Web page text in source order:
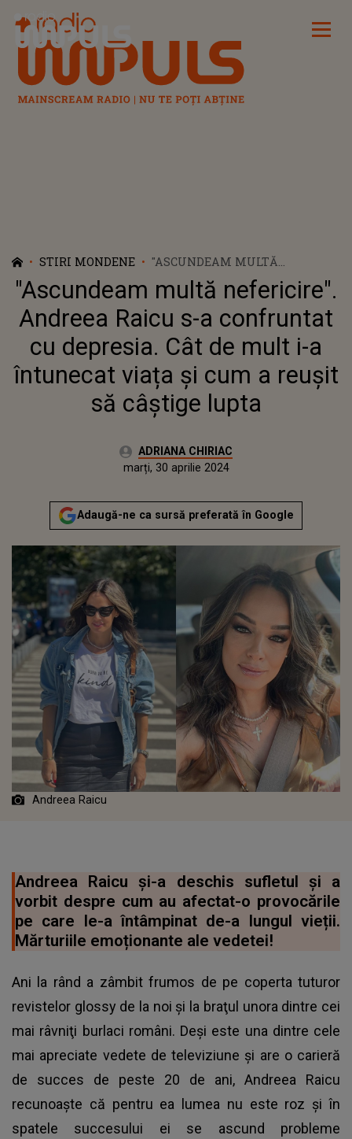
Radio Impuls
STIRI MONDENE
"ASCUNDEAM MULTĂ
NEFERICIRE". ANDREEA RAICU
S-A CONFRUNTAT CU DEPRESIA.
CÂT DE MULT I-A ÎNTUNECAT
VIAȚA ȘI CUM A REUȘIT SĂ
CÂȘTIGE LUPTA
"Ascundeam multă nefericire".
Andreea Raicu s-a confruntat
cu depresia. Cât de mult i-a
întunecat viața și cum a reușit
să câștige lupta
Autor:ADRIANA CHIRIAC
duminică, 30 aprilie 2023Actualizat:
marți, 30 aprilie 2024
Adaugă-ne ca sursă preferată în Google
Andreea Raicu
Andreea Raicu și-a deschis sufletul și a
vorbit despre cum au afectat-o provocările
pe care le-a întâmpinat de-a lungul vieții.
Mărturiile emoționante ale vedetei!
Ani la rând a zâmbit frumos de pe coperta tuturor
revistelor glossy de la noi şi la braţul unora dintre cei
mai râvniţi burlaci români. Deși este una dintre cele
mai apreciate vedete de televiziune și are o carieră
de succes de peste 20 de ani, Andreea Raicu
recunoaște că pentru ea lumea nu este roz și în
spatele succesului ei se ascund probleme